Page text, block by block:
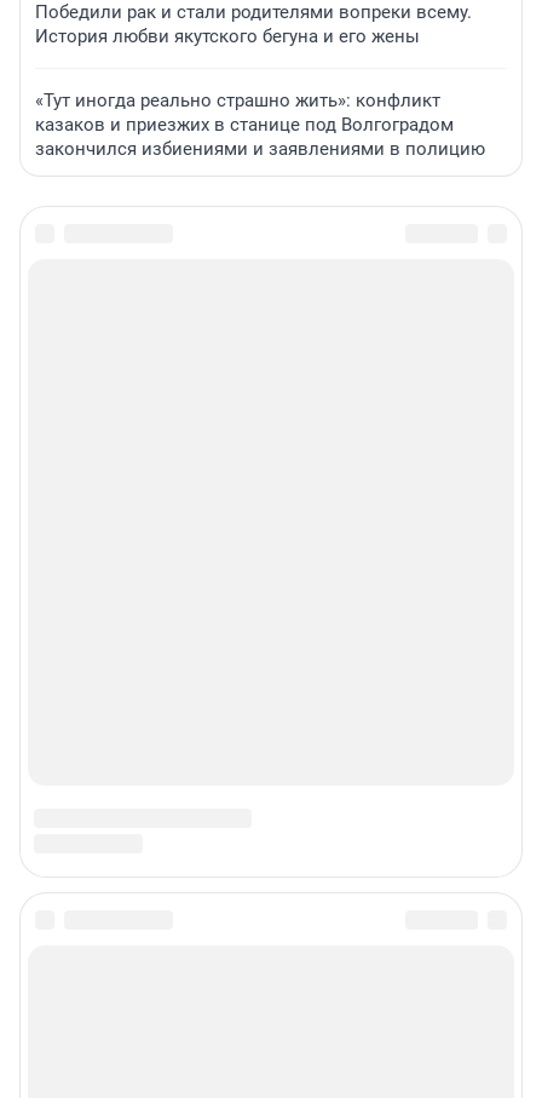
Победили рак и стали родителями вопреки всему.
История любви якутского бегуна и его жены
«Тут иногда реально страшно жить»: конфликт
казаков и приезжих в станице под Волгоградом
закончился избиениями и заявлениями в полицию